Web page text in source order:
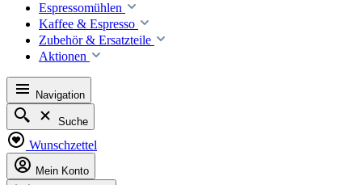
Espressomühlen
Kaffee & Espresso
Zubehör & Ersatzteile
Aktionen
Navigation
Suche
Wunschzettel
Mein Konto